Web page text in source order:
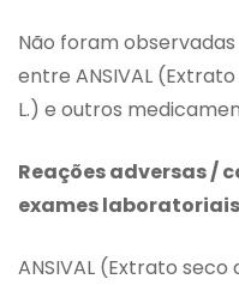
Não foram
entre ANSIVAL
L.) e outros
Reações adversas /
exames laboratoriais
ANSIVAL (Extrato seco